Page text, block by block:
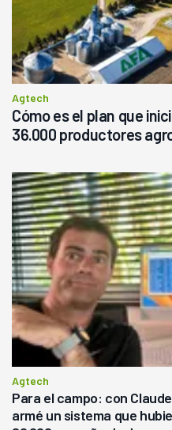
Agtech
Cómo es el plan que
36.000 productores
Agtech
Para el campo: con
armé un sistema que